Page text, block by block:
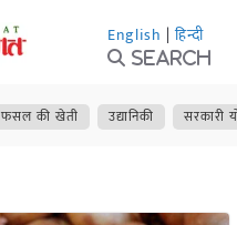
English | हिन्दी
Search
फसल की खेती उद्यानिकी सरकारी